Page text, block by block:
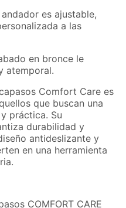
es ajustable,
a las
en bronce le
atemporal.
Comfort Care es
que buscan una
práctica. Su
durabilidad y
antideslizante y
en una herramienta
COMFORT CARE